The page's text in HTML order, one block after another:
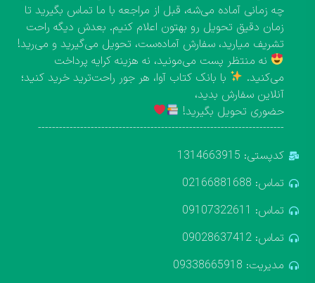
چه زمانی آماده می‌شه، قبل از مراجعه با ما تماس بگیرید تا
زمان دقیق تحویل رو بهتون اعلام کنیم. بعدش دیگه راحت
تشریف میارید، سفارش آماده‌ست، تحویل می‌گیرید و می‌رید!
نه منتظر پست می‌مونید، نه هزینه کرایه پرداخت
می‌کنید.
با بانک کتاب آوا، هر جور راحت‌ترید خرید کنید؛
آنلاین سفارش بدید،
حضوری تحویل بگیرید!
----------------------------------------------------------------------
کدپستی: 1314663915
تماس: 02166881688
تماس: 09107322611
تماس: 09028637412
مدیریت: 09338665918